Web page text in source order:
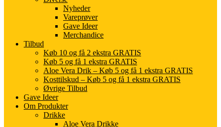
Nyheder
Vareprøver
Gave Ideer
Merchandice
Tilbud
Køb 10 og få 2 ekstra GRATIS
Køb 5 og få 1 ekstra GRATIS
Aloe Vera Drik – Køb 5 og få 1 ekstra GRATIS
Kosttilskud – Køb 5 og få 1 ekstra GRATIS
Øvrige Tilbud
Gave Ideer
Om Produkter
Drikke
Aloe Vera Drikke